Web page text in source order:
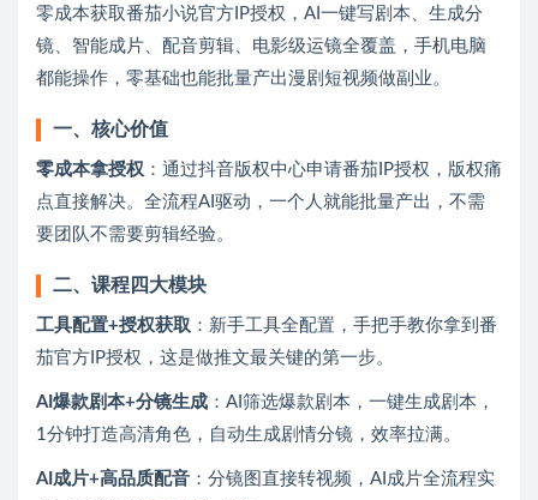
零成本获取番茄小说官方IP授权，AI一键写剧本、生成分
镜、智能成片、配音剪辑、电影级运镜全覆盖，手机电脑
都能操作，零基础也能批量产出漫剧短视频做副业。
一、核心价值
零成本拿授权 ‌：通过抖音版权中心申请番茄IP授权，版权痛
点直接解决。全流程AI驱动，一个人就能批量产出，不需
要团队不需要剪辑经验。
二、课程四大模块
工具配置+授权获取 ‌：新手工具全配置，手把手教你拿到番
茄官方IP授权，这是做推文最关键的第一步。
AI爆款剧本+分镜生成 ‌：AI筛选爆款剧本，一键生成剧本，
1分钟打造高清角色，自动生成剧情分镜，效率拉满。
AI成片+高品质配音 ‌：分镜图直接转视频，AI成片全流程实